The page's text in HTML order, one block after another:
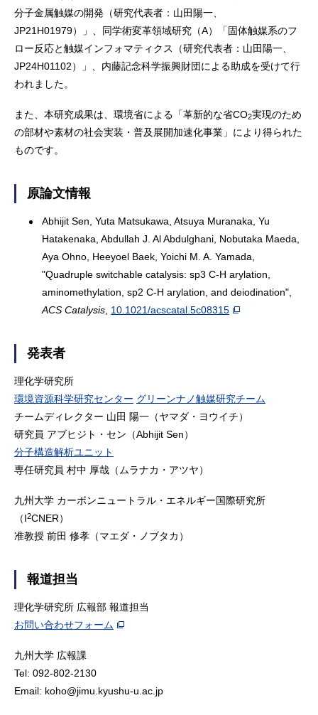
分子金属触媒の開発（研究代表者：山田陽一、
JP21H01979）」、同学術変革領域研究（A）「固体触媒系のフ
ロー反応と触媒インフォマティクス（研究代表者：山田陽一、
JP24H01102）」、内藤記念科学振興財団による助成を受けて行
われました。
また、本研究成果は、環境省による「革新的な省CO2実現のため
の部材や素材の社会実装・普及展開加速化事業」により得られた
ものです。
原論文情報
Abhijit Sen, Yuta Matsukawa, Atsuya Muranaka, Yu
Hatakenaka, Abdullah J. Al Abdulghani, Nobutaka Maeda,
Aya Ohno, Heeyoel Baek, Yoichi M. A. Yamada,
"Quadruple switchable catalysis: sp3 C-H arylation,
aminomethylation, sp2 C-H arylation, and deiodination",
ACS Catalysis 10.1021/acscatal.5c08315
発表者
理化学研究所
環境資源科学研究センター グリーンナノ触媒研究チーム
チームディレクター 山田 陽一（ヤマダ・ヨウイチ）
研究員 アブヒジト・セン（Abhijit Sen）
分子構造解析ユニット
専任研究員 村中 厚哉（ムラナカ・アツヤ）
九州大学 カーボンニュートラル・エネルギー国際研究所
（I2CNER）
准教授 前田 修孝（マエダ・ノブタカ）
報道担当
理化学研究所 広報部 報道担当
お問い合わせフォーム
九州大学 広報課
Tel: 092-802-2130
Email: koho@jimu.kyushu-u.ac.jp